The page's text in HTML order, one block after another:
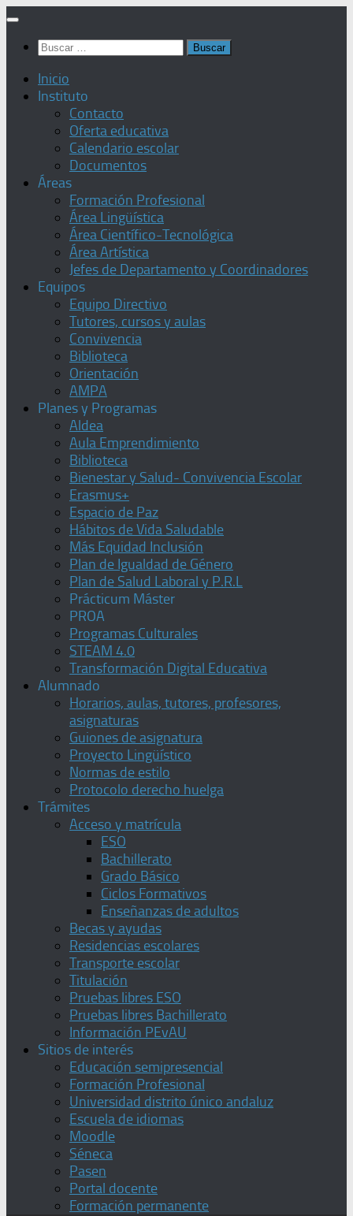
Saltar
contenido
Buscar:
Inicio
Instituto
Contacto
Oferta educativa
Calendario escolar
Documentos
Áreas
Formación Profesional
Área Lingüística
Área Científico-Tecnológica
Área Artística
Jefes de Departamento y Coordinadores
Equipos
Equipo Directivo
Tutores, cursos y aulas
Convivencia
Biblioteca
Orientación
AMPA
Planes y Programas
Aldea
Aula Emprendimiento
Biblioteca
Bienestar y Salud- Convivencia Escolar
Erasmus+
Espacio de Paz
Hábitos de Vida Saludable
Más Equidad Inclusión
Plan de Igualdad de Género
Plan de Salud Laboral y P.R.L
Prácticum Máster
PROA
Programas Culturales
STEAM 4.0
Transformación Digital Educativa
Alumnado
Horarios, aulas, tutores, profesores,
asignaturas
Guiones de asignatura
Proyecto Lingüístico
Normas de estilo
Protocolo derecho huelga
Trámites
Acceso y matrícula
ESO
Bachillerato
Grado Básico
Ciclos Formativos
Enseñanzas de adultos
Becas y ayudas
Residencias escolares
Transporte escolar
Titulación
Pruebas libres ESO
Pruebas libres Bachillerato
Información PEvAU
Sitios de interés
Educación semipresencial
Formación Profesional
Universidad distrito único andaluz
Escuela de idiomas
Moodle
Séneca
Pasen
Portal docente
Formación permanente